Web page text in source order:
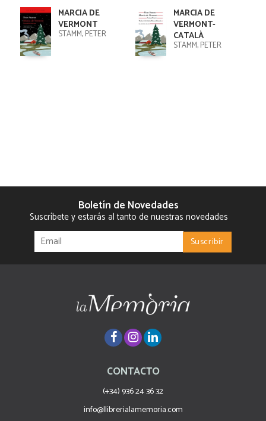
MARCIA DE
VERMONT
STAMM, PETER
MARCIA DE
VERMONT-
CATALÀ
STAMM, PETER
Boletín de Novedades
Suscríbete y estarás al tanto de nuestras novedades
CONTACTO
(+34) 936 24 36 32
info@llibrerialamemoria.com